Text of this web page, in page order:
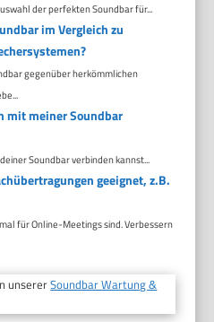
der perfekten Soundbar für...
im Vergleich zu
gegenüber herkömmlichen
mit meiner Soundbar
Soundbar verbinden kannst...
geeignet, z.B.
für Online-Meetings sind. Verbessern
unsererSoundbar Wartung &